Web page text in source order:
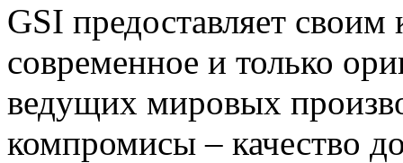
GSI предоставляет своим
современное и только
ведущих мировых
компромисы – качество